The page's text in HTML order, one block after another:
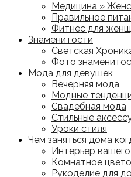
Медицина »
Правильное
Фитнес для
Знаменитости
Светская
Фото
Мода для девушек
Вечерняя мода
Модные
Свадебная мода
Стильные
Уроки стиля
Чем заняться дома
Интерьер
Комнатное
Рукоделие для